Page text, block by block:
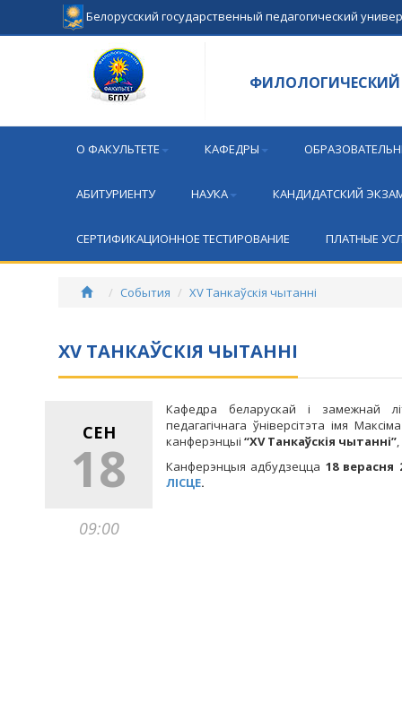
Белорусский государственный педагогический
ФИЛОЛОГИЧЕСКИЙ
О ФАКУЛЬТЕТЕ КАФЕДРЫ
АБИТУРИЕНТУ НАУКА КАНДИДАТСКИЙ
СЕРТИФИКАЦИОННОЕ ТЕСТИРОВАНИЕ ПЛАТНЫЕ
События XV Танкаўскія чытанні
XV ТАНКАЎСКІЯ ЧЫТАННІ
СЕН
18
09:00
Кафедра беларускай і замежнай
педагагічнага ўніверсітэта імя
канферэнцыі “XV Танкаўскія чытанні”
Канферэнцыя адбудзецца 18 верасня
ЛІСЦЕ.